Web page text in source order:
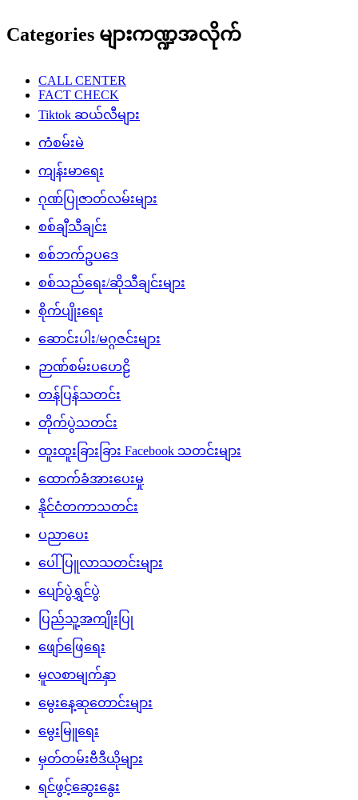
Categories များကဏ္ဍအလိုက်
CALL CENTER
FACT CHECK
Tiktok ဆယ်လီများ
ကံစမ်းမဲ
ကျန်းမာရေး
ဂုဏ်ပြုဇာတ်လမ်းများ
စစ်ချီသီချင်း
စစ်ဘက်ဥပဒေ
စစ်သည်ရေး/ဆိုသီချင်းများ
စိုက်ပျိုးရေး
ဆောင်းပါး/မဂ္ဂဇင်းများ
ဉာဏ်စမ်းပဟေဠိ
တန်ပြန်သတင်း
တိုက်ပွဲသတင်း
ထူးထူးခြားခြား Facebook သတင်းများ
ထောက်ခံအားပေးမှု
နိုင်ငံတကာသတင်း
ပညာပေး
ပေါ်ပြူလာသတင်းများ
ပျော်ပွဲရွှင်ပွဲ
ပြည်သူ့အကျိုးပြု
ဖျော်ဖြေရေး
မူလစာမျက်နှာ
မွေးနေ့ဆုတောင်းများ
မွေးမြူရေး
မှတ်တမ်းဗီဒီယိုများ
ရင်ဖွင့်ဆွေးနွေး